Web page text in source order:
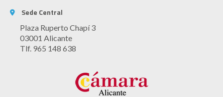
Sede Central
Plaza Ruperto Chapí 3
03001 Alicante
Tlf. 965 148 638